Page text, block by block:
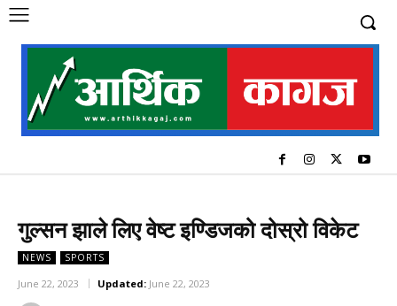
गुल्सन झाले लिए वेष्ट इण्डिजको दोस्रो विकेट
NEWS SPORTS
June 22, 2023 Updated: June 22, 2023